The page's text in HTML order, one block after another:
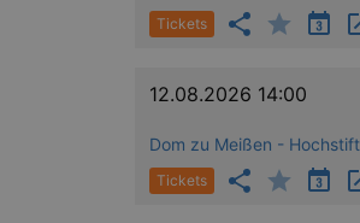
Tickets
12.08.2026 14:00
Dom zu Meißen -
Tickets